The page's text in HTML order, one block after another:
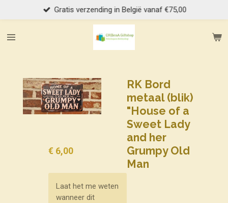
direct
naar
Gratis verzending in België vanaf €75,00
RK Bord
metaal (blik)
"House of a
Sweet Lady
and her
Grumpy Old
Man
€ 6,00
Laat het me weten
wanneer dit